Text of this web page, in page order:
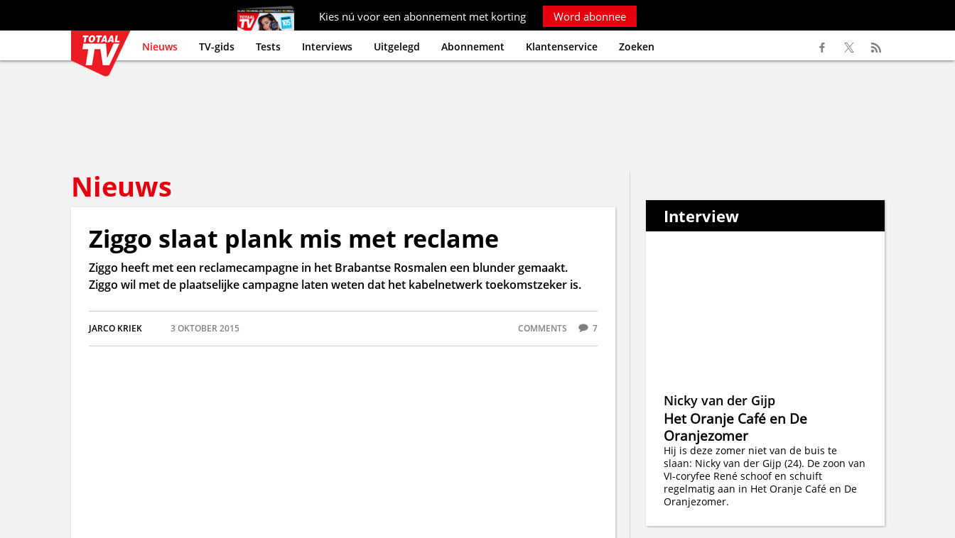
Kies nú voor een abonnement met korting Word abonnee
Nieuws TV-gids Tests Interviews Uitgelegd Abonnement Klantenservice Zoeken
Nieuws
Ziggo slaat plank mis met reclame
Ziggo heeft met een reclamecampagne in het Brabantse Rosmalen een blunder gemaakt.
Ziggo wil met de plaatselijke campagne laten weten dat het kabelnetwerk toekomstzeker is.
JARCO KRIEK 3 OKTOBER 2015 COMMENTS 7
Interview
Nicky van der Gijp
Het Oranje Café en De
Oranjezomer
Hij is deze zomer niet van de buis te
slaan: Nicky van der Gijp (24). De zoon van
VI-coryfee René schoof en schuift
regelmatig aan in Het Oranje Café en De
Oranjezomer.